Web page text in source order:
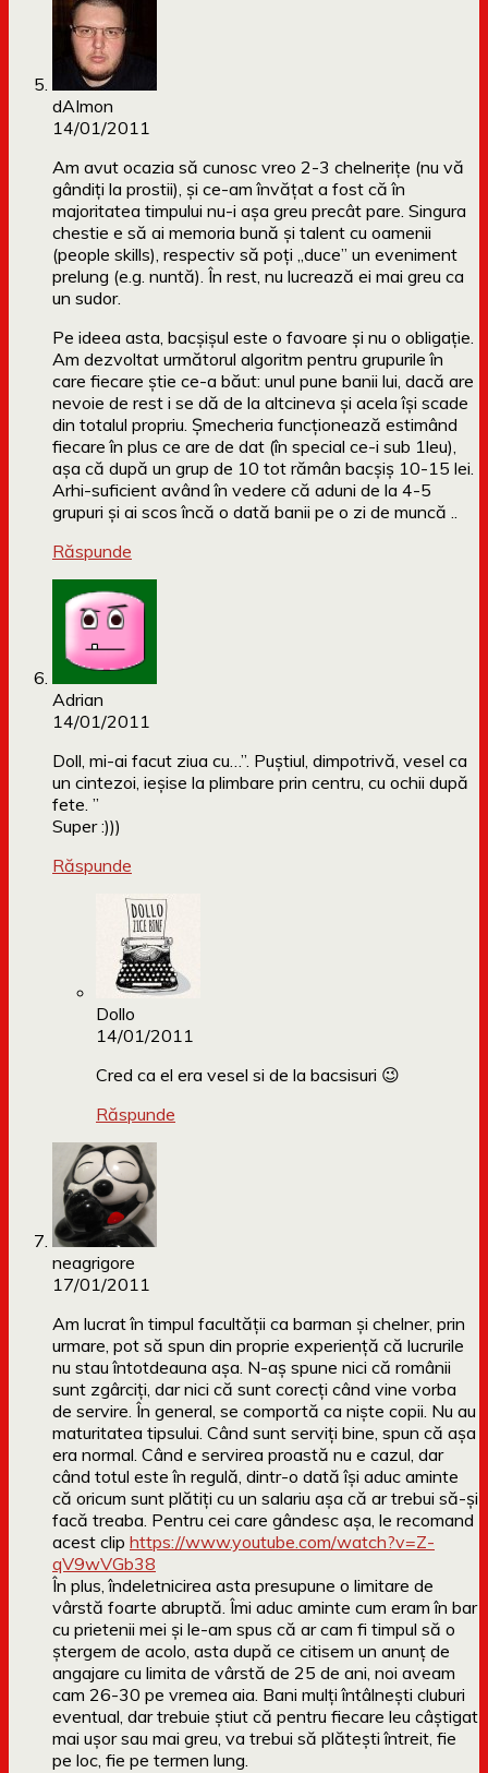
dAImon
14/01/2011
Am avut ocazia să cunosc vreo 2-3 chelneriţe (nu vă
gândiţi la prostii), şi ce-am învăţat a fost că în
majoritatea timpului nu-i aşa greu precât pare. Singura
chestie e să ai memoria bună şi talent cu oamenii
(people skills), respectiv să poţi „duce” un eveniment
prelung (e.g. nuntă). În rest, nu lucrează ei mai greu ca
un sudor.
Pe ideea asta, bacşişul este o favoare şi nu o obligaţie.
Am dezvoltat următorul algoritm pentru grupurile în
care fiecare ştie ce-a băut: unul pune banii lui, dacă are
nevoie de rest i se dă de la altcineva şi acela îşi scade
din totalul propriu. Şmecheria funcţionează estimând
fiecare în plus ce are de dat (în special ce-i sub 1leu),
aşa că după un grup de 10 tot rămân bacşiş 10-15 lei.
Arhi-suficient având în vedere că aduni de la 4-5
grupuri şi ai scos încă o dată banii pe o zi de muncă ..
Răspunde
Adrian
14/01/2011
Doll, mi-ai facut ziua cu…”. Puștiul, dimpotrivă, vesel ca
un cintezoi, ieșise la plimbare prin centru, cu ochii după
fete. ”
Super :)))
Răspunde
Dollo
14/01/2011
Cred ca el era vesel si de la bacsisuri 😉
Răspunde
neagrigore
17/01/2011
Am lucrat în timpul facultăţii ca barman şi chelner, prin
urmare, pot să spun din proprie experienţă că lucrurile
nu stau întotdeauna aşa. N-aş spune nici că românii
sunt zgârciţi, dar nici că sunt corecţi când vine vorba
de servire. În general, se comportă ca nişte copii. Nu au
maturitatea tipsului. Când sunt serviţi bine, spun că aşa
era normal. Când e servirea proastă nu e cazul, dar
când totul este în regulă, dintr-o dată îşi aduc aminte
că oricum sunt plătiţi cu un salariu aşa că ar trebui să-şi
facă treaba. Pentru cei care gândesc aşa, le recomand
acest clip https://www.youtube.com/watch?v=Z-
qV9wVGb38
În plus, îndeletnicirea asta presupune o limitare de
vârstă foarte abruptă. Îmi aduc aminte cum eram în bar
cu prietenii mei şi le-am spus că ar cam fi timpul să o
ştergem de acolo, asta după ce citisem un anunţ de
angajare cu limita de vârstă de 25 de ani, noi aveam
cam 26-30 pe vremea aia. Bani mulţi întâlneşti cluburi
eventual, dar trebuie ştiut că pentru fiecare leu câştigat
mai uşor sau mai greu, va trebui să plăteşti întreit, fie
pe loc, fie pe termen lung.